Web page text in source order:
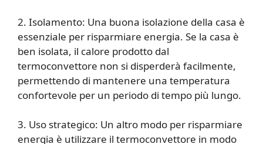
2. Isolamento: Una buona isolazione della casa è
essenziale per risparmiare energia. Se la casa è
ben isolata, il calore prodotto dal
termoconvettore non si disperderà facilmente,
permettendo di mantenere una temperatura
confortevole per un periodo di tempo più lungo.
3. Uso strategico: Un altro modo per risparmiare
energia è utilizzare il termoconvettore in modo